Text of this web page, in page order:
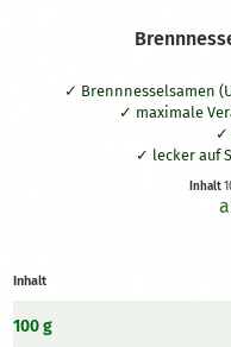
Brennnesselsamen (
maximale
lecker auf
als
Als
Inhalt
Inhalt
100 g